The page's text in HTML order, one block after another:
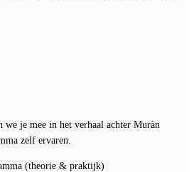
we je mee in het verhaal achter Muràn
zelf ervaren.
(theorie & praktijk)